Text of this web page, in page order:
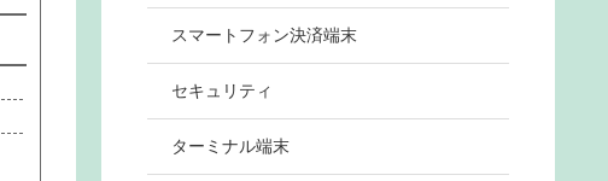
スマートフォン決済端末
セキュリティ
ターミナル端末